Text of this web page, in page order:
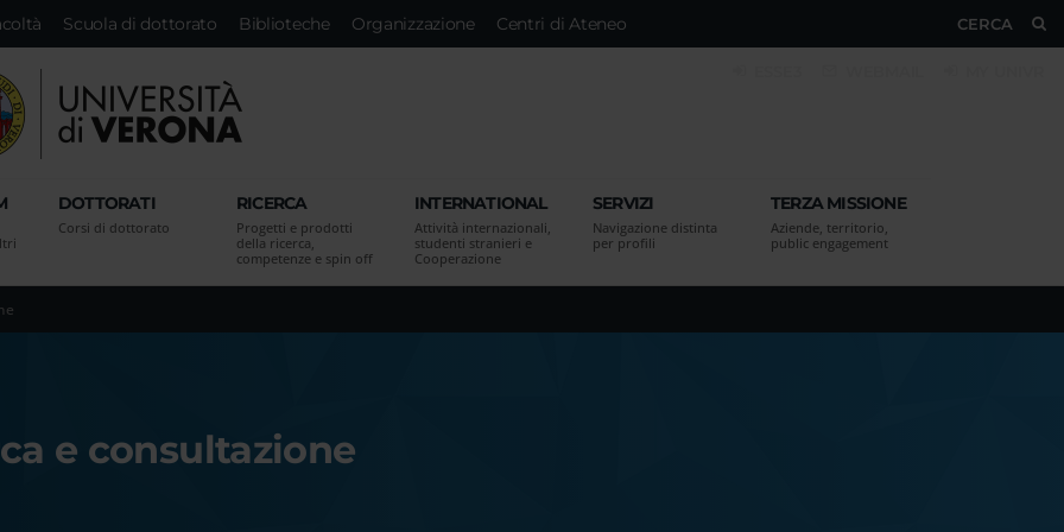
CERCA
Scuola di dottorato Biblioteche Organizzazione Centri di Ateneo
DOTTORATI
Corsi di dottorato
RICERCA
Progetti e prodotti
della ricerca,
competenze e spin off
INTERNATIONAL
Attività internazionali,
studenti stranieri e
Cooperazione
SERVIZI
Navigazione distinta
per profili
TERZA MISSIONE
Aziende, territorio,
public engagement
e consultazione